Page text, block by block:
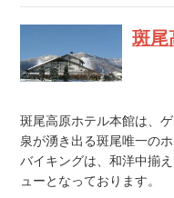
斑尾
斑尾高原ホテル本館は、
泉が湧き出る斑尾唯一の
バイキングは、和洋中揃
ューとなっております。